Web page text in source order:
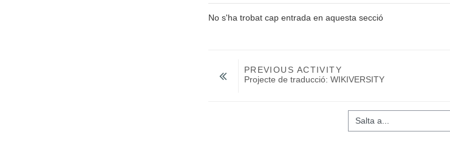
No s'ha trobat cap entrada en aquesta secció
PREVIOUS ACTIVITY
Projecte de traducció: WIKIVERSITY